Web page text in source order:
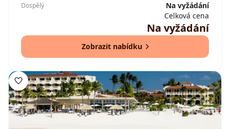
Dospělý
Na vyžádání
Celková cena
Na vyžádání
Zobrazit nabídku